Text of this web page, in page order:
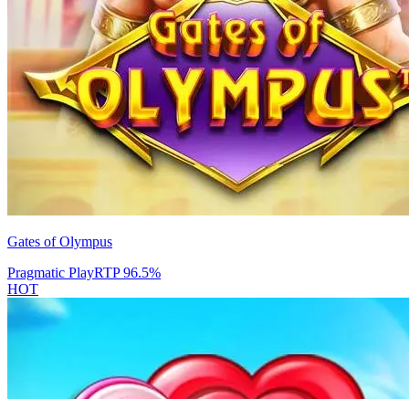
Gates of Olympus
Pragmatic PlayRTP96.5%
HOT